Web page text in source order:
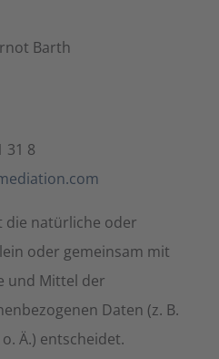
Barth
31 8
die natürliche oder
oder gemeinsam mit
und Mittel der
Daten (z. B.
Ä.) entscheidet.